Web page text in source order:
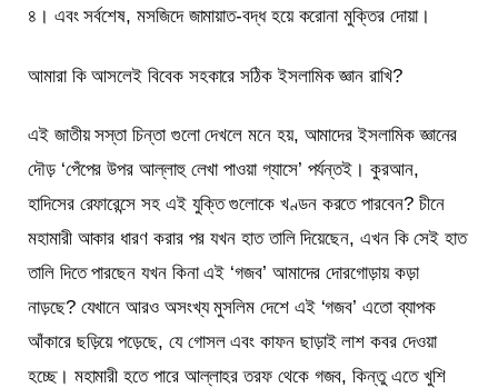
৪। এবং সর্বশেষ, মসজিদে জামায়াত-বদ্ধ হয়ে করোনা মুক্তির দোয়া।
আমারা কি আসলেই বিবেক সহকারে সঠিক ইসলামিক জ্ঞান রাখি?
এই জাতীয় সস্তা চিন্তা গুলো দেখলে মনে হয়, আমাদের ইসলামিক জ্ঞানের
দৌড় ‘পেঁপের উপর আল্লাহু লেখা পাওয়া গ্যাসে’ পর্যন্তই। কুরআন,
হাদিসের রেফারেন্সে সহ এই যুক্তি গুলোকে খণ্ডন করতে পারবেন? চীনে
মহামারী আকার ধারণ করার পর যখন হাত তালি দিয়েছেন, এখন কি সেই হাত
তালি দিতে পারছেন যখন কিনা এই ‘গজব’ আমাদের দোরগোড়ায় কড়া
নাড়ছে? যেখানে আরও অসংখ্য মুসলিম দেশে এই ‘গজব’ এতো ব্যাপক
আঁকারে ছড়িয়ে পড়েছে, যে গোসল এবং কাফন ছাড়াই লাশ কবর দেওয়া
হচ্ছে। মহামারী হতে পারে আল্লাহর তরফ থেকে গজব, কিন্তু এতে খুশি